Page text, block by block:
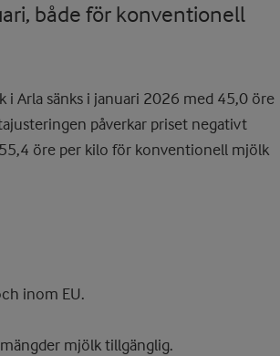
både för konventionell
Arla sänks i januari 2026 med 45,0 öre
påverkar priset negativt
öre per kilo för konventionell mjölk
inom EU.
mjölk tillgänglig.